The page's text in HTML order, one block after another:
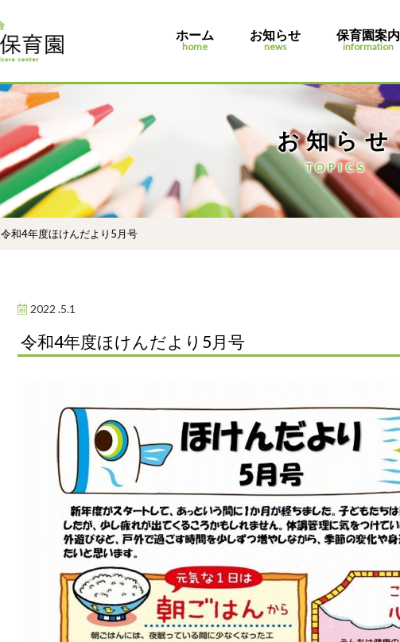
ホーム
home
お知らせ
news
保育園案内
information
お知らせ
TOPICS
令和4年度ほけんだより5月号
2022 .5.1
令和4年度ほけんだより5月号